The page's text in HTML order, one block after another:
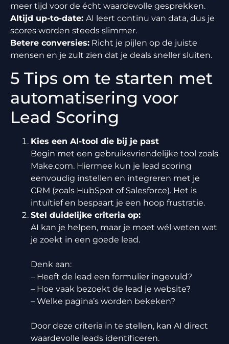
meer tijd voor de écht waardevolle gesprekken.
Altijd up-to-date: AI leert continu van data, dus je
scores worden steeds slimmer.
Betere conversies: Richt je pijlen op de juiste
mensen en je zult zien dat je deals sneller sluiten.
5 Tips om te starten met
automatisering voor
Lead Scoring
Kies een AI-tool die bij je past
Begin met een gebruiksvriendelijke tool zoals
Make.com. Hiermee kun je lead scoring
eenvoudig instellen en integreren met je
CRM (zoals HubSpot of Salesforce). Het is
intuïtief en bespaart je een hoop frustratie.
Stel duidelijke criteria op:
AI kan je helpen, maar je moet wél weten wat
je zoekt in een goede lead.
Denk aan:
– Heeft de lead een formulier ingevuld?
– Hoe vaak bezoekt de lead je website?
– Welke pagina’s worden bekeken?
Door deze criteria in te stellen, kan AI direct
waardevolle leads identificeren.